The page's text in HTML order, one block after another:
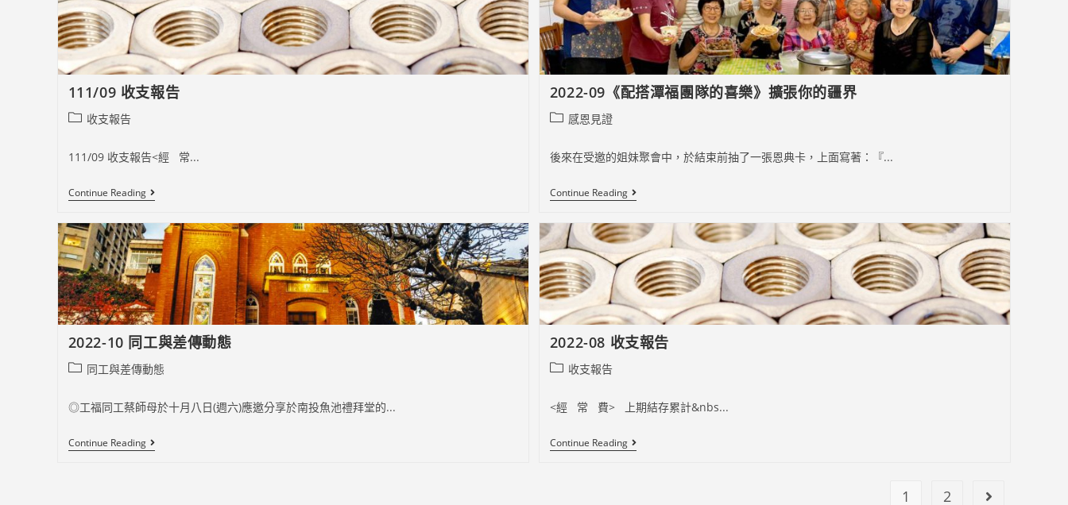
宣
教
零
距
離
魚
的
奉
獻》
成
為
工
福
111/09 收支報告
Post收支報告
111/09 收支報告<經 常...
Continue Reading111/09
收
報
告
2022-09《配搭潭福團隊的喜樂》擴張你的疆界
Post感恩見證
後來在受邀的姐妹聚會中，於結束前抽了一張恩典卡，上面寫著：『...
Continue Reading2022-
09《配
潭
福
團
隊
的
喜
樂》
擴
張
你
2022-10 同工與差傳動態
Post同工與差傳動態
◎工福同工蔡師母於十月八日(週六)應邀分享於南投魚池禮拜堂的...
Continue Reading2022-
10
2022-08 收支報告
Post收支報告
<經 常 費> 上期結存累計&nbs...
Continue Reading2022-
08
1 2 Go to the next